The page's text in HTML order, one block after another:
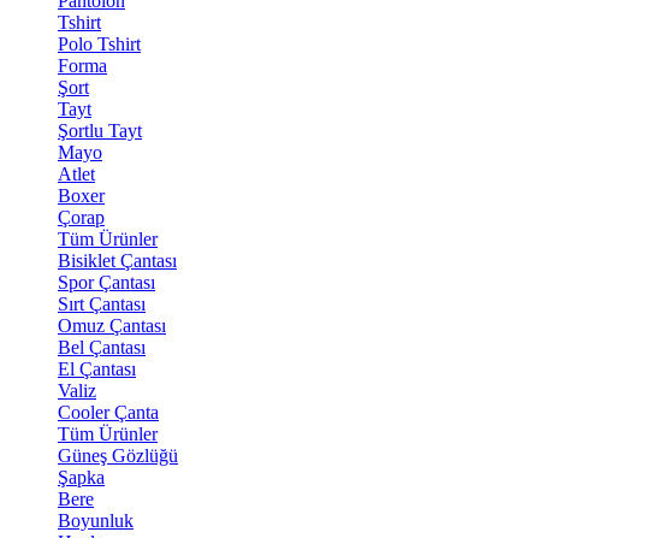
Tshirt
Polo Tshirt
Forma
Şort
Tayt
Şortlu Tayt
Mayo
Atlet
Boxer
Çorap
Tüm Ürünler
Bisiklet Çantası
Spor Çantası
Sırt Çantası
Omuz Çantası
Bel Çantası
El Çantası
Valiz
Cooler Çanta
Tüm Ürünler
Güneş Gözlüğü
Şapka
Bere
Boyunluk